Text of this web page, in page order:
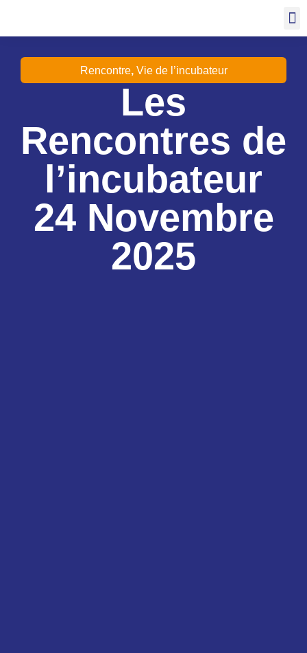
Rencontre, Vie de l’incubateur
Les
Rencontres de
l’incubateur
24 Novembre
2025